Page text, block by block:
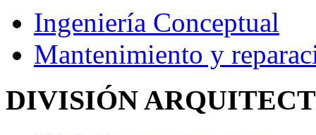
Ingeniería Conceptual
Mantenimiento y
DIVISIÓN